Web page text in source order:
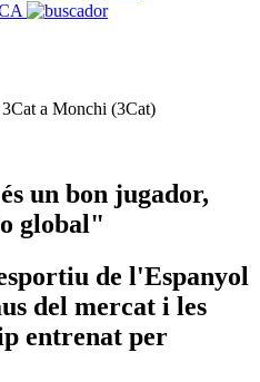
a Monchi (3Cat)
un bon jugador,
global"
de l'Espanyol
del mercat i les
entrenat per